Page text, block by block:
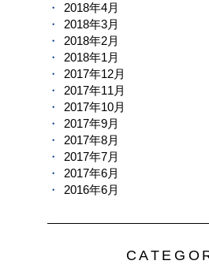
2018年4月
2018年3月
2018年2月
2018年1月
2017年12月
2017年11月
2017年10月
2017年9月
2017年8月
2017年7月
2017年6月
2016年6月